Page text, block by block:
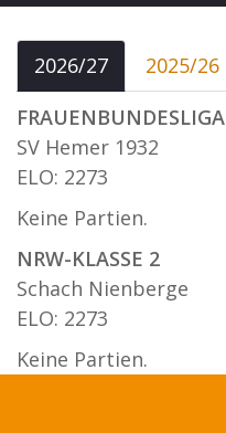
2026/27 2025/26
FRAUENBUNDESLIGA
SV Hemer 1932
ELO: 2273
Keine Partien.
NRW-KLASSE 2
Schach Nienberge
ELO: 2273
Keine Partien.